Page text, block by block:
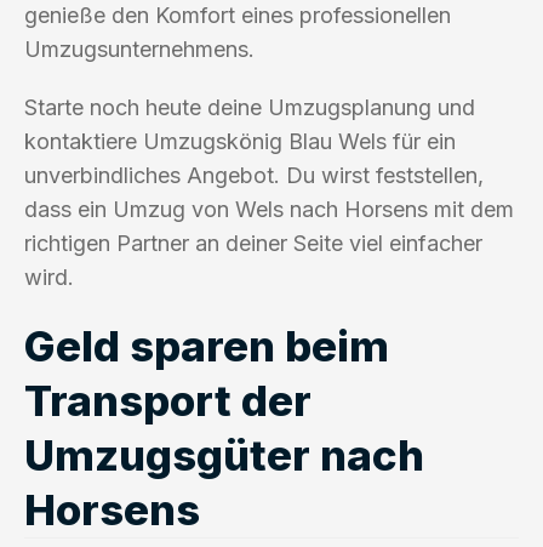
genieße den Komfort eines professionellen
Umzugsunternehmens.
Starte noch heute deine Umzugsplanung und
kontaktiere Umzugskönig Blau Wels für ein
unverbindliches Angebot. Du wirst feststellen,
dass ein Umzug von Wels nach Horsens mit dem
richtigen Partner an deiner Seite viel einfacher
wird.
Geld sparen beim
Transport der
Umzugsgüter nach
Horsens